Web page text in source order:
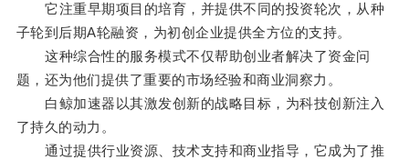
它注重早期项目的培育，并提供不同的投资轮次，从种
子轮到后期A轮融资，为初创企业提供全方位的支持。
这种综合性的服务模式不仅帮助创业者解决了资金问
题，还为他们提供了重要的市场经验和商业洞察力。
白鲸加速器以其激发创新的战略目标，为科技创新注入
了持久的动力。
通过提供行业资源、技术支持和商业指导，它成为了推